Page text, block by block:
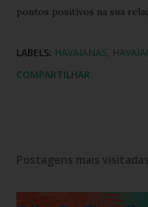
pontos positivos na sua
LABELS: HAVAIANAS
COMPARTILHAR
Postagens mais visitadas